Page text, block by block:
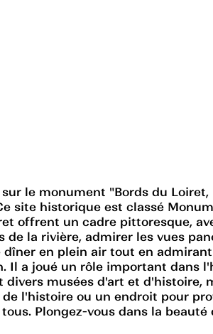
le monument "Bords du Loiret,
site historique est classé
offrent un cadre pittoresque,
la rivière, admirer les vues
en plein air tout en
a joué un rôle important dans
musées d'art et d'histoire,
l'histoire ou un endroit pour
Plongez-vous dans la